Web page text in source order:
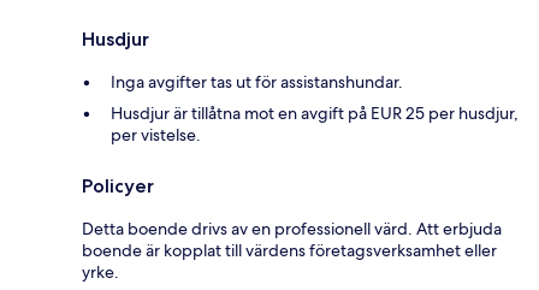
Husdjur
Inga avgifter tas ut för assistanshundar.
Husdjur är tillåtna mot en avgift på EUR 25 per husdjur,
per vistelse.
Policyer
Detta boende drivs av en professionell värd. Att erbjuda
boende är kopplat till värdens företagsverksamhet eller
yrke.